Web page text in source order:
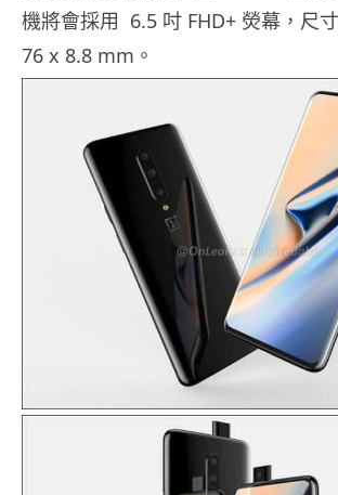
機將會採用 6.5 吋 FHD+ 熒幕，尺
76 x 8.8 mm。